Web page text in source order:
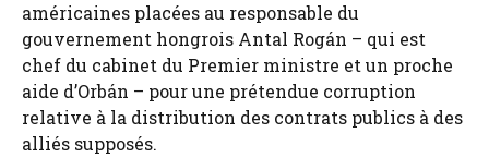
américaines placées au responsable du
gouvernement hongrois Antal Rogán – qui est
chef du cabinet du Premier ministre et un proche
aide d’Orbán – pour une prétendue corruption
relative à la distribution des contrats publics à des
alliés supposés.